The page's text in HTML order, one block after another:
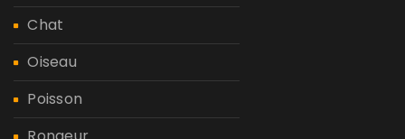
Chat
Oiseau
Poisson